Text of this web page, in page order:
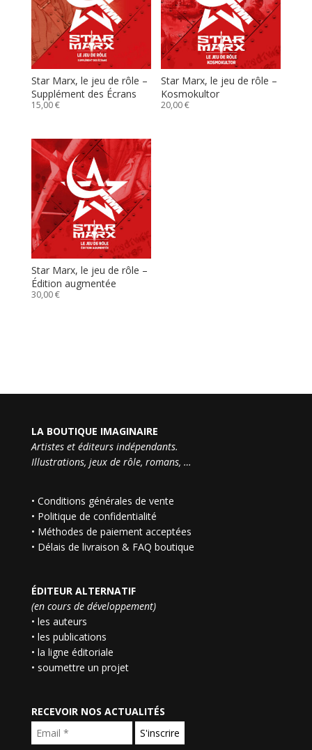
Star Marx, le jeu de rôle –
Supplément des Écrans
15,00€
Star Marx, le jeu de rôle –
Kosmokultor
20,00€
Star Marx, le jeu de rôle –
Édition augmentée
30,00€
LA BOUTIQUE IMAGINAIRE
Artistes et éditeurs indépendants.
Illustrations, jeux de rôle, romans, …
• Conditions générales de vente
• Politique de confidentialité
• Méthodes de paiement acceptées
• Délais de livraison & FAQ boutique
ÉDITEUR ALTERNATIF
(en cours de développement)
• les auteurs
• les publications
• la ligne éditoriale
• soumettre un projet
RECEVOIR NOS ACTUALITÉS